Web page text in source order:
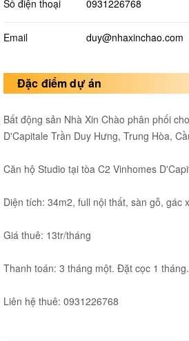
Số điện thoại 0931226768
Email duy@nhaxinchao.com
Đặc điểm dự án
Bất động sản Nhà Xin Chào phân phối
D'Capitale Trần Duy Hưng, Trung Hòa,
Căn hộ Studio tại tòa C2 Vinhomes
Diện tích: 34m2, full nội thất, sàn gỗ, gác
Giá thuê: 13tr/tháng
Thanh toán: 3 tháng một. Đặt cọc 1 tháng.
Liên hệ thuê: 0931226768